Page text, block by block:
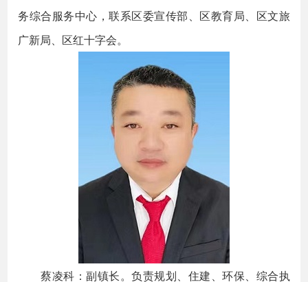
务综合服务中心，联系区委宣传部、区教育局、区文旅
广新局、区红十字会。
蔡凌科：副镇长。负责规划、住建、环保、综合执